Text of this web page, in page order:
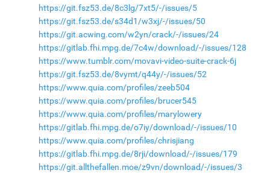
https://git.fsz53.de/8c3lg/7xt5/-/issues/5
https://git.fsz53.de/s34d1/w3xj/-/issues/50
https://git.acwing.com/w2yn/crack/-/issues/24
https://gitlab.fhi.mpg.de/7c4w/download/-/issues/128
https://www.tumblr.com/movavi-video-suite-crack-6j
https://git.fsz53.de/8vymt/q44y/-/issues/52
https://www.quia.com/profiles/zeeb504
https://www.quia.com/profiles/brucer545
https://www.quia.com/profiles/marylowery
https://gitlab.fhi.mpg.de/o7iy/download/-/issues/10
https://www.quia.com/profiles/chrisjiang
https://gitlab.fhi.mpg.de/8rji/download/-/issues/179
https://git.allthefallen.moe/z9vn/download/-/issues/3